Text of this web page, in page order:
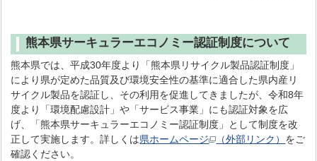
熊本県サーキュラーエコノミー認証制度について
熊本県では、平成30年度より「熊本県リサイクル製品認証制度」
により県が定めた品質及び環境安全性の基準に適合した県内産リ
サイクル製品を認証し、その利用を促進してきましたが、令和8年
度より「環境配慮設計」や「サービス事業」にも認証対象を広
げ、「熊本県サーキュラーエコノミー認証制度」として制度を改
正して実施します。詳しくは県ホームページ （外部リンク） をご
確認ください。